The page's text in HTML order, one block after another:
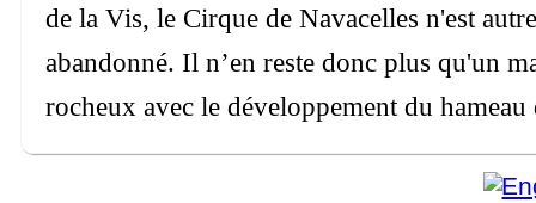
de la Vis, le Cirque de Navacelles n'est
abandonné. Il n’en reste donc plus qu'un
rocheux avec le développement du hameau